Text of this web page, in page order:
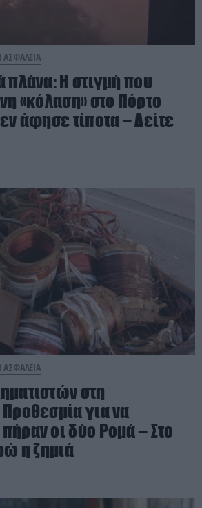
ΑΣΦΑΛΕΙΑ
πλάνα: Η στιγμή που
«κόλαση» στο Πόρτο
άφησε τίποτα – Δείτε
ΑΣΦΑΛΕΙΑ
στη
για να
οι δύο Ρομά – Στο
η ζημιά